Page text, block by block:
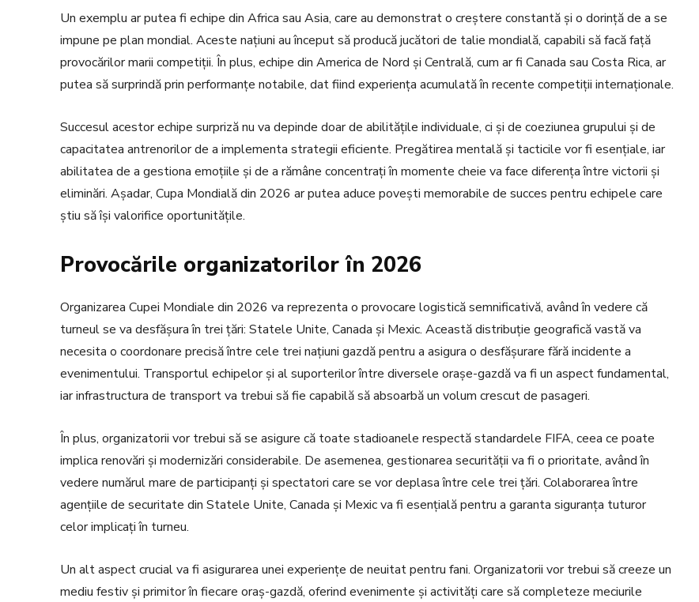
Un exemplu ar putea fi echipe din Africa sau Asia, care au demonstrat o creștere constantă și o dorință de a se
impune pe plan mondial. Aceste națiuni au început să producă jucători de talie mondială, capabili să facă față
provocărilor marii competiții. În plus, echipe din America de Nord și Centrală, cum ar fi Canada sau Costa Rica, ar
putea să surprindă prin performanțe notabile, dat fiind experiența acumulată în recente competiții internaționale.
Succesul acestor echipe surpriză nu va depinde doar de abilitățile individuale, ci și de coeziunea grupului și de
capacitatea antrenorilor de a implementa strategii eficiente. Pregătirea mentală și tacticile vor fi esențiale, iar
abilitatea de a gestiona emoțiile și de a rămâne concentrați în momente cheie va face diferența între victorii și
eliminări. Așadar, Cupa Mondială din 2026 ar putea aduce povești memorabile de succes pentru echipele care
știu să își valorifice oportunitățile.
Provocările organizatorilor în 2026
Organizarea Cupei Mondiale din 2026 va reprezenta o provocare logistică semnificativă, având în vedere că
turneul se va desfășura în trei țări: Statele Unite, Canada și Mexic. Această distribuție geografică vastă va
necesita o coordonare precisă între cele trei națiuni gazdă pentru a asigura o desfășurare fără incidente a
evenimentului. Transportul echipelor și al suporterilor între diversele orașe-gazdă va fi un aspect fundamental,
iar infrastructura de transport va trebui să fie capabilă să absoarbă un volum crescut de pasageri.
În plus, organizatorii vor trebui să se asigure că toate stadioanele respectă standardele FIFA, ceea ce poate
implica renovări și modernizări considerabile. De asemenea, gestionarea securității va fi o prioritate, având în
vedere numărul mare de participanți și spectatori care se vor deplasa între cele trei țări. Colaborarea între
agențiile de securitate din Statele Unite, Canada și Mexic va fi esențială pentru a garanta siguranța tuturor
celor implicați în turneu.
Un alt aspect crucial va fi asigurarea unei experiențe de neuitat pentru fani. Organizatorii vor trebui să creeze un
mediu festiv și primitor în fiecare oraș-gazdă, oferind evenimente și activități care să completeze meciurile